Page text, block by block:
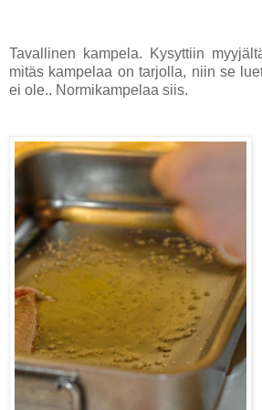
Tavallinen kampela. Kysyttiin
mitäs kampelaa on tarjolla, niin se
ei ole.. Normikampelaa siis.